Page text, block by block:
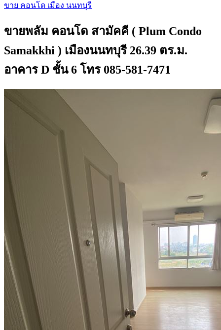
ขาย คอนโด เมือง นนทบุรี
ขายพลัม คอนโด สามัคคี ( Plum Condo
Samakkhi ) เมืองนนทบุรี 26.39 ตร.ม.
อาคาร D ชั้น 6 โทร 085-581-7471